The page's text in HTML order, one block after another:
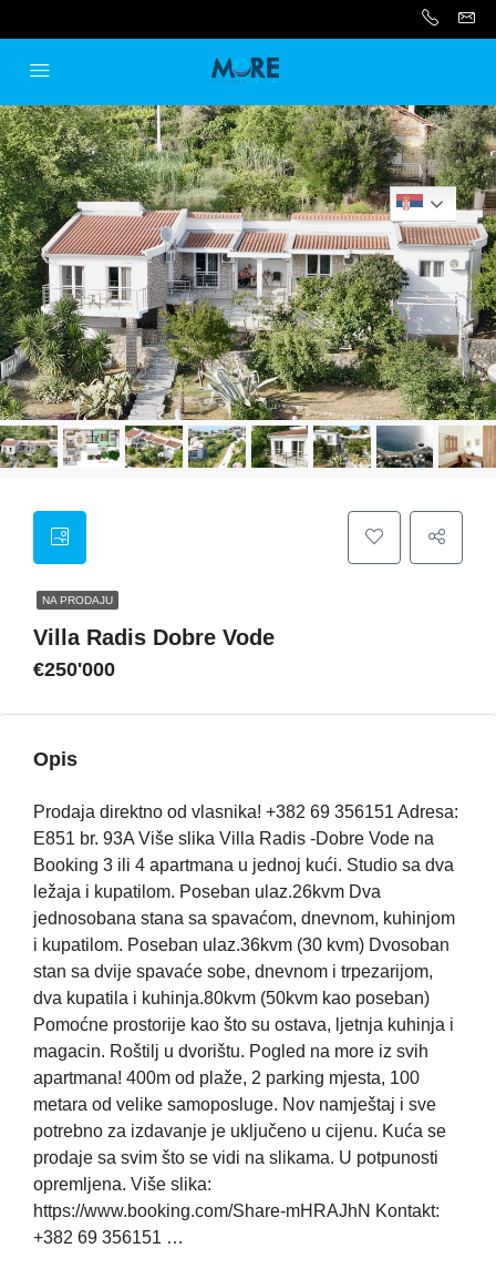
NA PRODAJU
Villa Radis Dobre Vode
€250'000
Opis
Prodaja direktno od vlasnika! +382 69 356151 Adresa:
E851 br. 93A Više slika Villa Radis -Dobre Vode na
Booking 3 ili 4 apartmana u jednoj kući. Studio sa dva
ležaja i kupatilom. Poseban ulaz.26kvm Dva
jednosobana stana sa spavaćom, dnevnom, kuhinjom
i kupatilom. Poseban ulaz.36kvm (30 kvm) Dvosoban
stan sa dvije spavaće sobe, dnevnom i trpezarijom,
dva kupatila i kuhinja.80kvm (50kvm kao poseban)
Pomoćne prostorije kao što su ostava, ljetnja kuhinja i
magacin. Roštilj u dvorištu. Pogled na more iz svih
apartmana! 400m od plaže, 2 parking mjesta, 100
metara od velike samoposluge. Nov namještaj i sve
potrebno za izdavanje je uključeno u cijenu. Kuća se
prodaje sa svim što se vidi na slikama. U potpunosti
opremljena. Više slika:
https://www.booking.com/Share-mHRAJhN Kontakt:
+382 69 356151 …
Serbian